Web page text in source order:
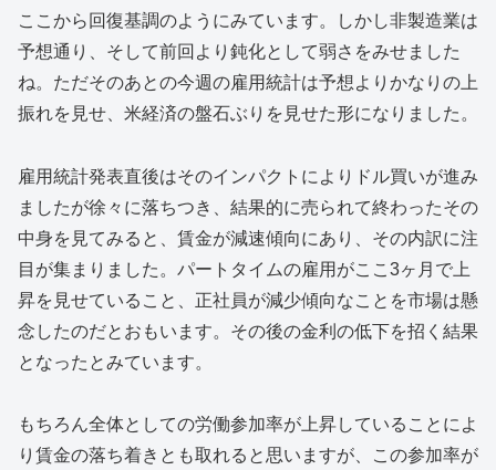
ここから回復基調のようにみています。しかし非製造業は
予想通り、そして前回より鈍化として弱さをみせました
ね。ただそのあとの今週の雇用統計は予想よりかなりの上
振れを見せ、米経済の盤石ぶりを見せた形になりました。
雇用統計発表直後はそのインパクトによりドル買いが進み
ましたが徐々に落ちつき、結果的に売られて終わったその
中身を見てみると、賃金が減速傾向にあり、その内訳に注
目が集まりました。パートタイムの雇用がここ3ヶ月で上
昇を見せていること、正社員が減少傾向なことを市場は懸
念したのだとおもいます。その後の金利の低下を招く結果
となったとみています。
もちろん全体としての労働参加率が上昇していることによ
り賃金の落ち着きとも取れると思いますが、この参加率が